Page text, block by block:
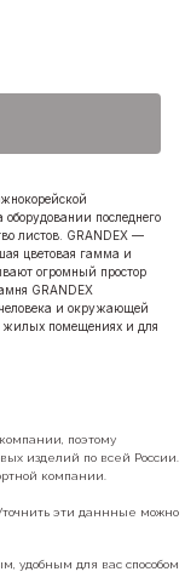
последнего
листов. GRANDEX —
цветовая гамма и
огромный простор
GRANDEX
человека и окружающей
жилых помещениях и для
поэтому
изделий по всей России.
компании.
эти даннные можно
удобным для вас способом